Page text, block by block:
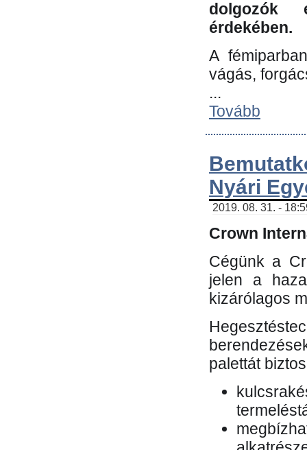
dolgozók
érdekében.
A
vágás,
...
Tovább
Nyári
2019. 08. 31. -
Crown
Cégünk a
jelen a
kizárólagos
palettát